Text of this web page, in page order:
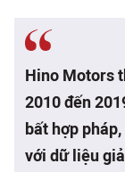
Hino Motors
2010 đến
bất hợp
với dữ liệu